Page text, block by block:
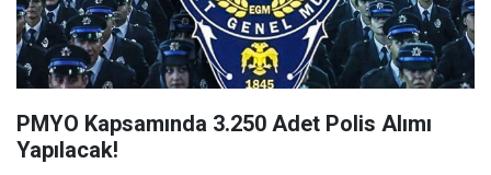
PMYO Kapsamında 3.250 Adet Polis Alımı
Yapılacak!